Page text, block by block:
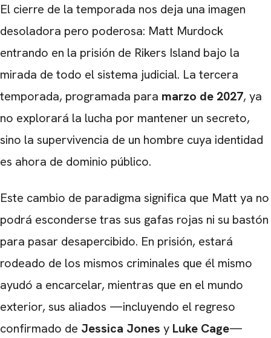
El cierre de la temporada nos deja una imagen
desoladora pero poderosa: Matt Murdock
entrando en la prisión de Rikers Island bajo la
mirada de todo el sistema judicial. La tercera
temporada, programada para marzo de 2027, ya
no explorará la lucha por mantener un secreto,
sino la supervivencia de un hombre cuya identidad
es ahora de dominio público.
Este cambio de paradigma significa que Matt ya no
podrá esconderse tras sus gafas rojas ni su bastón
para pasar desapercibido. En prisión, estará
rodeado de los mismos criminales que él mismo
ayudó a encarcelar, mientras que en el mundo
exterior, sus aliados —incluyendo el regreso
confirmado de Jessica Jones y Luke Cage—